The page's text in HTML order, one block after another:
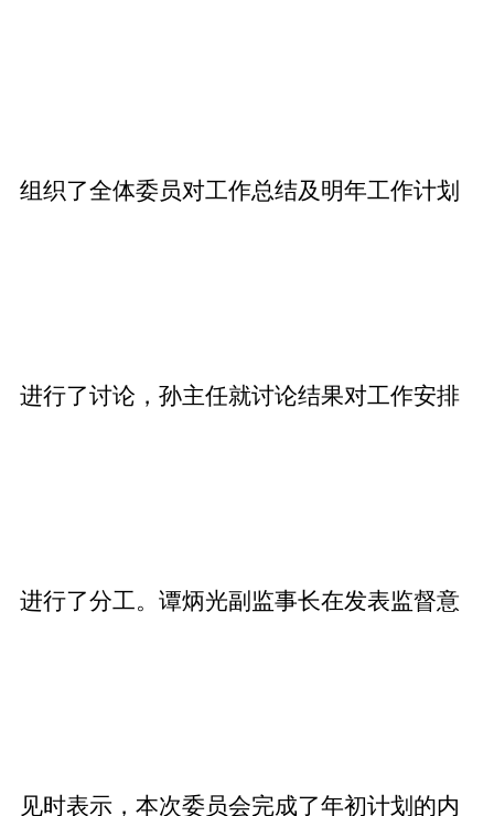
组织了全体委员对工作总结及明年工作计划
进行了讨论，孙主任就讨论结果对工作安排
进行了分工。谭炳光副监事长在发表监督意
见时表示，本次委员会完成了年初计划的内